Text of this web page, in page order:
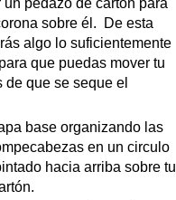
sobre él. De esta
algo lo suficientemente
que puedas mover tu
de que se seque el
base organizando las
en un circulo
hacia arriba sobre tu